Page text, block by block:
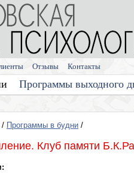
Программы выходного
Отзывы Контакты
/ Программы в будни /
Клуб памяти